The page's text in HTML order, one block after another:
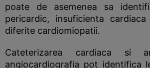
poate de asemenea sa
pericardic, insuficienta
diferite cardiomiopatii.
Cateterizarea cardiaca si
angiocardiografia pot identifica